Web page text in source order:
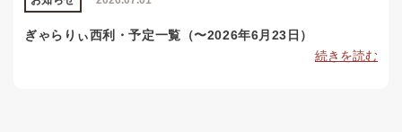
ぎゃらりぃ西利・予定一覧（〜2026年6月23日）
続きを読む